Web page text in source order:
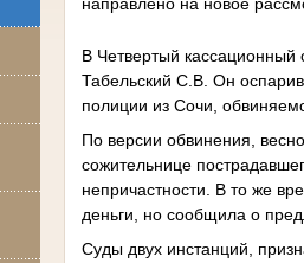
В Четвертый кассационный
Табельский С.В. Он
полиции из Сочи,
По версии обвинения,
сожительнице
непричастности. В то же
деньги, но сообщила о
Суды двух инстанций,